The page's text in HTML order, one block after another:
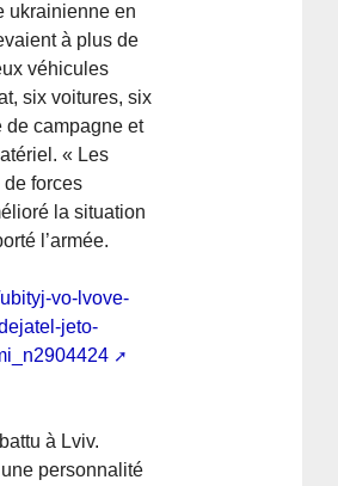
ukrainienne en
à plus de
véhicules
six voitures, six
de campagne et
« Les
de forces
la situation
l’armée.
vo-lvove-
jeto-
à Lviv.
personnalité